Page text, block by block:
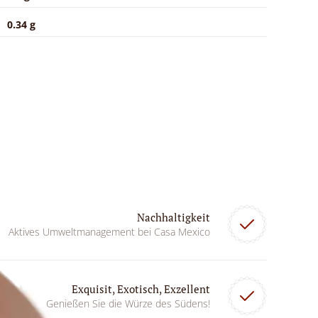
0.34 g
Nachhaltigkeit
Aktives Umweltmanagement bei Casa Mexico
Exquisit, Exotisch, Exzellent
Genießen Sie die Würze des Südens!